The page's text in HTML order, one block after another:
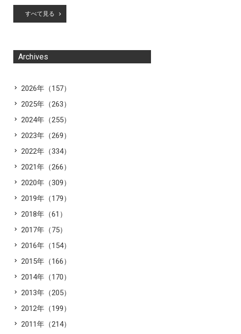
すべて見る
Archives
2026年（157）
2025年（263）
2024年（255）
2023年（269）
2022年（334）
2021年（266）
2020年（309）
2019年（179）
2018年（61）
2017年（75）
2016年（154）
2015年（166）
2014年（170）
2013年（205）
2012年（199）
2011年（214）